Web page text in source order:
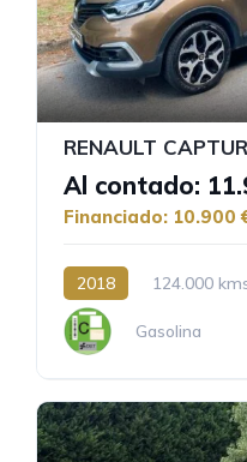
RENAULT
Al contado:
Financiado: 10.900
2018 124.000
Gasolina